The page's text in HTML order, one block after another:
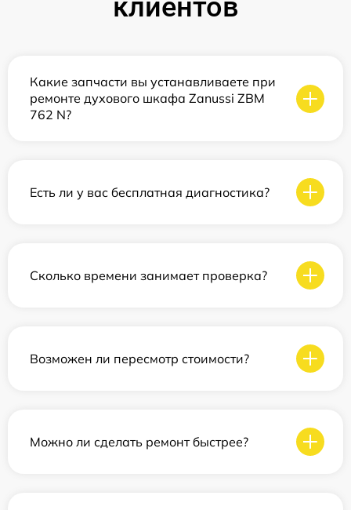
клиентов
Какие запчасти вы устанавливаете при
ремонте духового шкафа Zanussi ZBM
762 N?
Есть ли у вас бесплатная диагностика?
Сколько времени занимает проверка?
Возможен ли пересмотр стоимости?
Можно ли сделать ремонт быстрее?